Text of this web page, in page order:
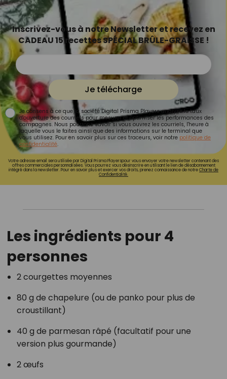
Inscrivez-vous à notre Newsletter et recevez en
CADEAU 15 recettes SPÉCIAL BRÛLE-GRAISSE !
Je télécharge
Je consens à ce que la société Digital Prisma Players analyse le taux
d'ouverture des courriels pour mesurer et optimiser les performances des
campagnes. Nous pourrons savoir si vous ouvrez les courriels, l'heure à
laquelle vous le faites ainsi que des informations sur le terminal que
vous utilisez. Pour en savoir plus sur ces traceurs, voir notre politique de
confidentialité.
Votre adresse email sera utilisée par Digital Prisma Playerspour vous envoyer votre newsletter contenant des
offres commerciales personnalisées. Vous pourrez vous désinscrire en utilisant le lien de désabonnement
intégré dans la newsletter. Pour en savoir plus et exercer vos droits, prenez connaissance de notreCharte de
Confidentialité.
Les ingrédients pour 4
personnes
2 courgettes moyennes
80 g de chapelure (ou de panko pour plus de
croustillant)
40 g de parmesan râpé (facultatif pour une
version plus gourmande)
2 œufs